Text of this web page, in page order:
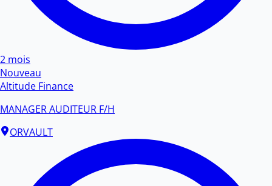
2 mois
Nouveau
Altitude Finance
MANAGER AUDITEUR F/H
ORVAULT